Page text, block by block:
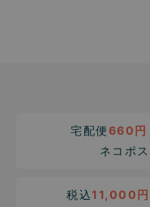
宅配便660円
ネコポス
税込11,000円